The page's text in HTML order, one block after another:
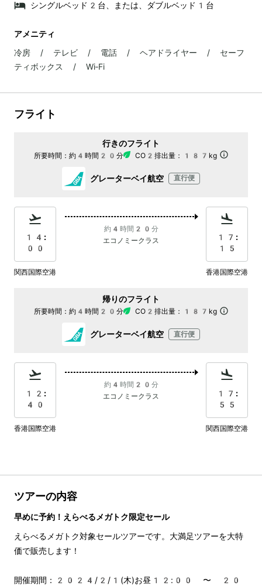
シングルベッド2台、または、ダブルベッド1台
アメニティ
冷房 / テレビ / 電話 / ヘアドライヤー / セーフ
ティボックス / Wi‐Fi
フライト
行きのフライト
所要時間： 約4時間20分 CO2排出量： 187kg
グレーターベイ航空 直行便
14:
00
約4時間20分
エコノミークラス
17:
15
関西国際空港 香港国際空港
帰りのフライト
所要時間： 約4時間20分 CO2排出量： 187kg
グレーターベイ航空 直行便
12:
40
約4時間20分
エコノミークラス
17:
55
香港国際空港 関西国際空港
ツアーの内容
早めに予約！えらべるメガトク限定セール
えらべるメガトク対象セールツアーです。大満足ツアーを大特
価で販売します！
開催期間：2024/2/1(木)お昼12:00 〜 20